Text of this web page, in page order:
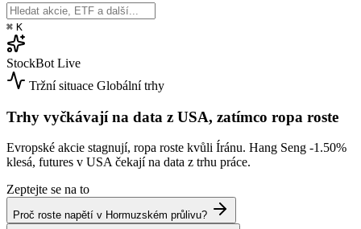
⌘ K
StockBot Live
Tržní situace Globální trhy
Trhy vyčkávají na data z USA, zatímco ropa roste
Evropské akcie stagnují, ropa roste kvůli Íránu. Hang Seng -1.50%
klesá, futures v USA čekají na data z trhu práce.
Zeptejte se na to
Proč roste napětí v Hormuzském průlivu?